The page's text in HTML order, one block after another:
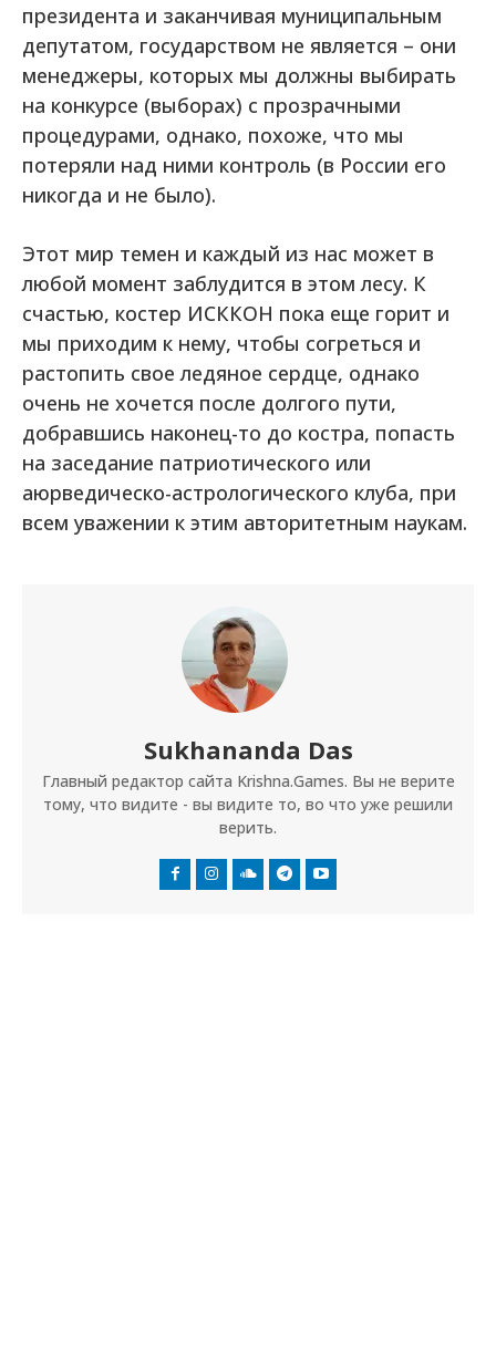
президента и заканчивая муниципальным
депутатом, государством не является – они
менеджеры, которых мы должны выбирать
на конкурсе (выборах) с прозрачными
процедурами, однако, похоже, что мы
потеряли над ними контроль (в России его
никогда и не было).
Этот мир темен и каждый из нас может в
любой момент заблудится в этом лесу. К
счастью, костер ИСККОН пока еще горит и
мы приходим к нему, чтобы согреться и
растопить свое ледяное сердце, однако
очень не хочется после долгого пути,
добравшись наконец-то до костра, попасть
на заседание патриотического или
аюрведическо-астрологического клуба, при
всем уважении к этим авторитетным наукам.
Sukhananda Das
Главный редактор сайта Krishna.Games. Вы не верите
тому, что видите - вы видите то, во что уже решили
верить.